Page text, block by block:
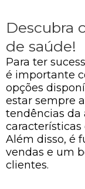
Descubra
de saúde!
Para ter
é importante
opções
estar sempre
tendências da
características
Além disso, é
vendas e um
clientes.